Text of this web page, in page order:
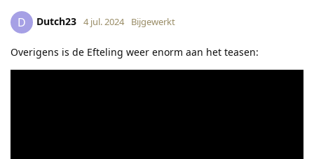
D Dutch23 4 jul. 2024 Bijgewerkt
Overigens is de Efteling weer enorm aan het teasen: